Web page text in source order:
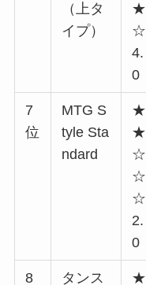
（上タ
イプ）
★
☆
4.
0
7
位
MTG S
tyle Sta
ndard
★
★
☆
☆
☆
2.
0
8
タンス
★